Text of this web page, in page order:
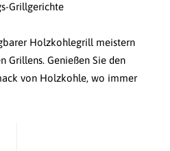
Grillgerichte
Holzkohlegrill meistern
Grillens. Genießen Sie den
von Holzkohle, wo immer